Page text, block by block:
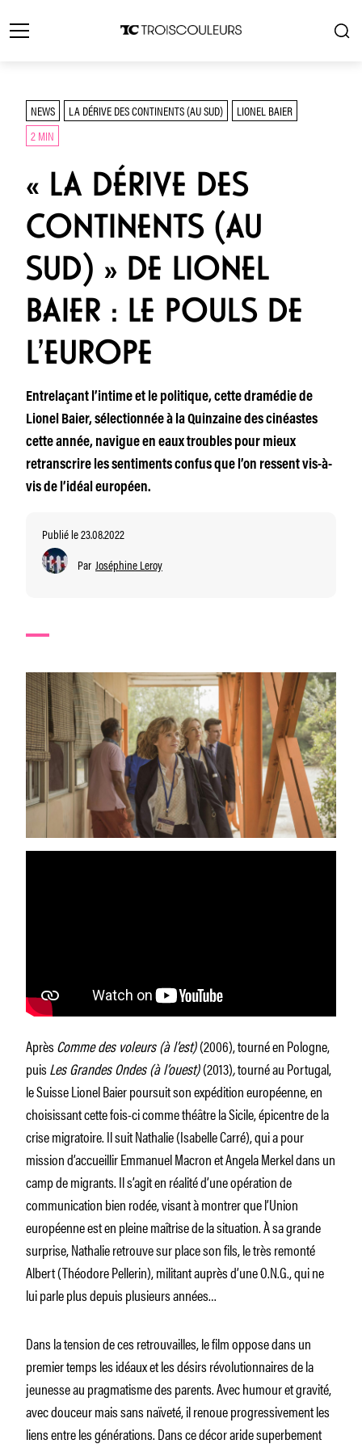
NEWS LA DÉRIVE DES CONTINENTS (AU SUD)
LIONEL BAIER
2 MIN
« LA DÉRIVE DES
CONTINENTS (AU
SUD) » DE LIONEL
BAIER : LE POULS DE
L’EUROPE
Entrelaçant l’intime et le politique, cette dramédie de
Lionel Baier, sélectionnée à la Quinzaine des cinéastes
cette année, navigue en eaux troubles pour mieux
retranscrire les sentiments confus que l’on ressent vis-à-
vis de l’idéal européen.
Publié le 23.08.2022
Par Joséphine Leroy
AprèsComme des voleurs (à l’est)(2006), tourné en Pologne,
puisLes Grandes Ondes (à l’ouest)(2013),tourné au Portugal,
le Suisse Lionel Baier poursuit son expédition européenne, en
choisissant cette fois-ci comme théâtre la Sicile, épicentre de la
crise migratoire. Il suit Nathalie (Isabelle Carré), qui a pour
mission d’accueillir Emmanuel Macron et Angela Merkel dans un
camp de migrants. Il s’agit en réalité d’une opération de
communication bien rodée, visant à montrer que l’Union
européenne est en pleine maîtrise de la situation. À sa grande
surprise, Nathalie retrouve sur place son fils, le très remonté
Albert (Théodore Pellerin), militant auprès d’une O.N.G., qui ne
lui parle plus depuis plusieurs années…
Dans la tension de ces retrouvailles, le film oppose dans un
premier temps les idéaux et les désirs révolutionnaires de la
jeunesse au pragmatisme des parents. Avec humour et gravité,
avec douceur mais sans naïveté, il renoue progressivement les
liens entre les générations. Dans ce décor aride superbement